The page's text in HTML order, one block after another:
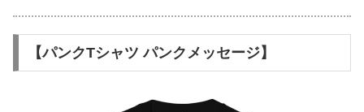
【パンクTシャツ パンクメッセージ】